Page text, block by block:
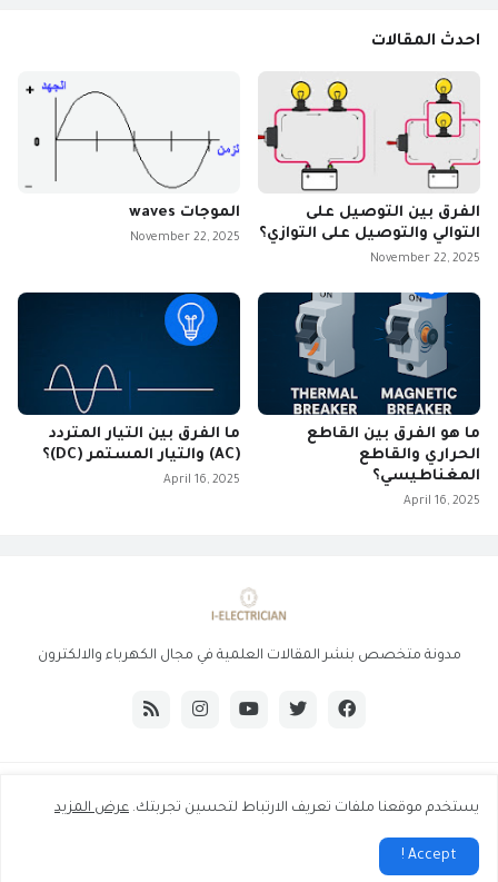
احدث المقالات
الفرق بين التوصيل على
التوالي والتوصيل على التوازي؟
November 22, 2025
الموجات waves
November 22, 2025
ما هو الفرق بين القاطع
الحراري والقاطع
المغناطيسي؟
April 16, 2025
ما الفرق بين التيار المتردد
(AC) والتيار المستمر (DC)؟
April 16, 2025
مدونة متخصص بنشر المقالات العلمية في مجال الكهرباء والالكترون
جميع الحقوق محفوظة - i-electrician.
يستخدم موقعنا ملفات تعريف الارتباط لتحسين تجربتك. عرض المزيد
Accept !